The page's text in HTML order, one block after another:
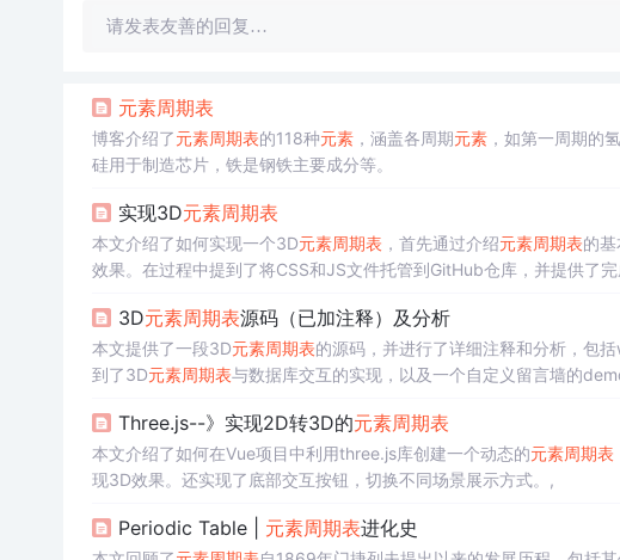
请发表友善的回复…
元素周期表
博客介绍了元素周期表的118种元素，涵盖各周期元素，如第一周期的
硅用于制造芯片，铁是钢铁主要成分等。
实现3D元素周期表
本文介绍了如何实现一个3D元素周期表 ，首先通过介绍元素周期表的
效果。在过程中提到了将CSS和JS文件托管到GitHub仓库，并提供了完
3D元素周期表源码（已加注释）及分析
本文提供了一段3D元素周期表的源码，并进行了详细注释和分析，包
到了3D元素周期表与数据库交互的实现，以及一个自定义留言墙的
Three.js--》实现2D转3D的元素周期表
本文介绍了如何在Vue项目中利用three.js库创建一个动态的元素周期表
现3D效果。还实现了底部交互按钮，切换不同场景展示方式。,
Periodic Table | 元素周期表进化史